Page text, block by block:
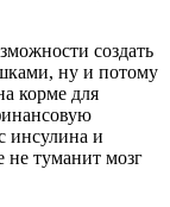
создать
ну и потому
корме для
инсулина и
не туманит мозг